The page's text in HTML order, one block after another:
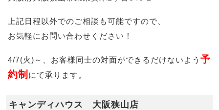
上記日程以外でのご相談も可能ですので、
お気軽にお問い合わせください！
4/7(火)～、お客様同士の対面ができるだけないよう 予
約制 にて承ります。
キャンディハウス 大阪狭山店